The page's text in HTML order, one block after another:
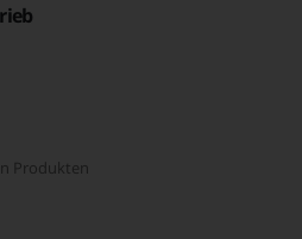
Produkten